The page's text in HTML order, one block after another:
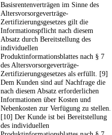
Basisrentenverträgen im Sinne des
Altersvorsorgeverträge-
Zertifizierungsgesetzes gilt die
Informationspflicht nach diesem
Absatz durch Bereitstellung des
individuellen
Produktinformationsblattes nach § 7
des Altersvorsorgeverträge-
Zertifizierungsgesetzes als erfüllt. [9]
Dem Kunden sind auf Nachfrage die
nach diesem Absatz erforderlichen
Informationen über Kosten und
Nebenkosten zur Verfügung zu stellen.
[10] Der Kunde ist bei Bereitstellung
des individuellen